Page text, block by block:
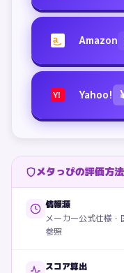
a Amazon
Y! Yahoo!
メタっぴの評価方法
情報源
メーカー公式仕様
参照
スコア算出